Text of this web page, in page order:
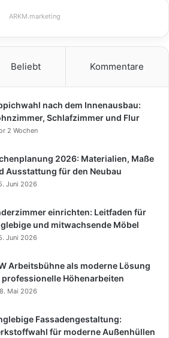
ARKM.marketing
Beliebt Kommentare
nach dem Innenausbau:
Schlafzimmer und Flur
2 Wochen
2026: Materialien, Maße
Ausstattung für den Neubau
Juni 2026
einrichten: Leitfaden für
und mitwachsende Möbel
Juni 2026
Arbeitsbühne als moderne Lösung
Höhenarbeiten
Mai 2026
Fassadengestaltung:
für moderne Außenhüllen